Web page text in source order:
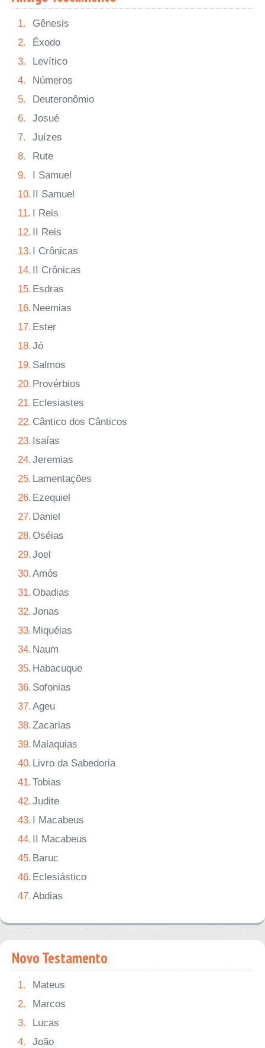
1.
Gênesis
2.
Êxodo
3.
Levítico
4.
Números
5.
Deuteronômio
6.
Josué
7.
Juízes
8.
Rute
9.
I Samuel
10. II Samuel
11. I Reis
12. II Reis
13. I Crônicas
14. II Crônicas
15. Esdras
16. Neemias
17. Ester
18.Jó
19. Salmos
20. Provérbios
21. Eclesiastes
22. Cântico dos Cânticos
23. Isaías
24.Jeremias
25. Lamentações
26. Ezequiel
27. Daniel
28. Oséias
29.Joel
30.Amós
31. Obadias
32.Jonas
33. Miquéias
34. Naum
35. Habacuque
36. Sofonias
37.Ageu
38.Zacarias
39. Malaquias
40. Livro da Sabedoria
41.Tobias
42.Judite
43. I Macabeus
44. II Macabeus
45. Baruc
46. Eclesiástico
47.Abdias
Novo Testamento
1.
Mateus
2.
Marcos
3.
Lucas
4.
João